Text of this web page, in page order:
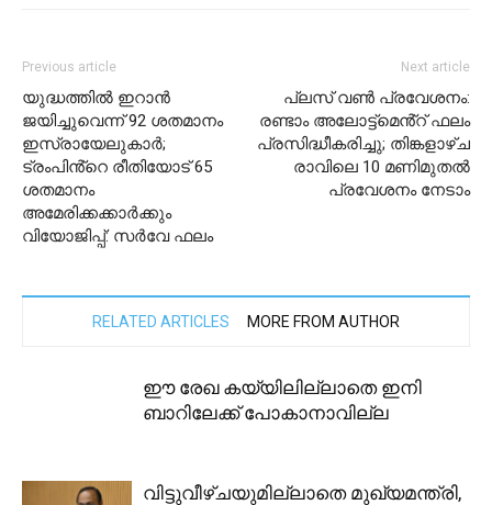
Previous article
യുദ്ധത്തിൽ ഇറാൻ
ജയിച്ചുവെന്ന് 92 ശതമാനം
ഇസ്രായേലുകാർ;
ട്രംപിൻ്റെ രീതിയോട് 65
ശതമാനം
അമേരിക്കക്കാർക്കും
വിയോജിപ്പ്: സർവേ ഫലം
Next article
പ്ലസ് വൺ പ്രവേശനം:
രണ്ടാം അലോട്ട്മെൻ്റ് ഫലം
പ്രസിദ്ധീകരിച്ചു; തിങ്കളാഴ്ച
രാവിലെ 10 മണിമുതൽ
പ്രവേശനം നേടാം
RELATED ARTICLES MORE FROM AUTHOR
ഈ രേഖ കയ്യിലില്ലാതെ ഇനി
ബാറിലേക്ക് പോകാനാവില്ല
വിട്ടുവീഴ്ചയുമില്ലാതെ മുഖ്യമന്ത്രി,